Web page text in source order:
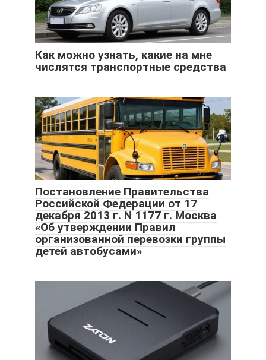
Как можно узнать, какие на мне
числятся транспортные средства
Постановление Правительства
Российской Федерации от 17
декабря 2013 г. N 1177 г. Москва
«Об утверждении Правил
организованной перевозки группы
детей автобусами»